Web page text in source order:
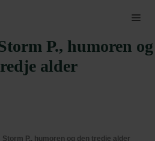
P., humoren og
alder
P., humoren og den tredje alder